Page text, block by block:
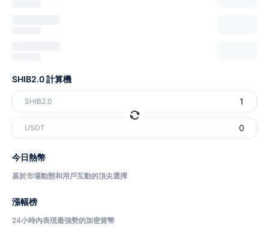
SHIB2.0 計算機
SHIB2.0
USDT
今日熱幣
基於市場動態和用戶互動的頂尖選擇
漲幅榜
24小時內表現最強勢的加密貨幣